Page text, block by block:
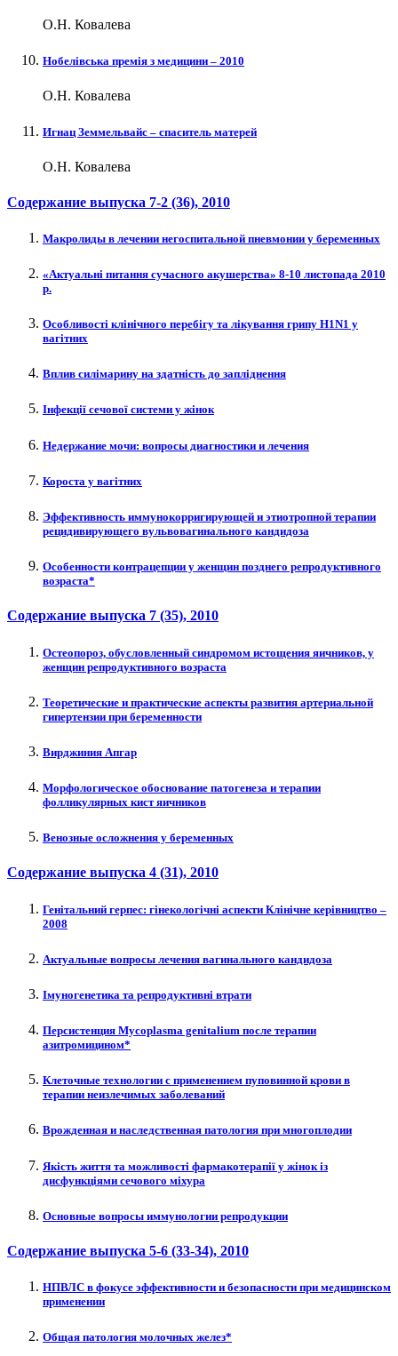
О.Н. Ковалева
Нобелівська премія з медицини – 2010
О.Н. Ковалева
Игнац Земмельвайс – спаситель матерей
О.Н. Ковалева
Содержание выпуска 7-2 (36), 2010
Макролиды в лечении негоспитальной пневмонии у беременных
«Актуальні питання сучасного акушерства» 8-10 листопада 2010
р.
Особливості клінічного перебігу та лікування грипу H1N1 у
вагітних
Вплив силімарину на здатність до запліднення
Інфекції сечової системи у жінок
Недержание мочи: вопросы диагностики и лечения
Короста у вагітних
Эффективность иммунокорригирующей и этиотропной терапии
рецидивирующего вульвовагинального кандидоза
Особенности контрацепции у женщин позднего репродуктивного
возраста*
Содержание выпуска 7 (35), 2010
Остеопороз, обусловленный синдромом истощения яичников, у
женщин репродуктивного возраста
Теоретические и практические аспекты развития артериальной
гипертензии при беременности
Вирджиния Апгар
Морфологическое обоснование патогенеза и терапии
фолликулярных кист яичников
Венозные осложнения у беременных
Содержание выпуска 4 (31), 2010
Генітальний герпес: гінекологічні аспекти Клінічне керівництво –
2008
Актуальные вопросы лечения вагинального кандидоза
Імуногенетика та репродуктивні втрати
Персистенция Mycoplasma genitalium после терапии
азитромицином*
Клеточные технологии с применением пуповинной крови в
терапии неизлечимых заболеваний
Врожденная и наследственная патология при многоплодии
Якість життя та можливості фармакотерапії у жінок із
дисфункціями сечового міхура
Основные вопросы иммунологии репродукции
Содержание выпуска 5-6 (33-34), 2010
НПВЛС в фокусе эффективности и безопасности при медицинском
применении
Общая патология молочных желез*